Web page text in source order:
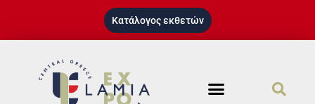
Κατάλογος εκθετών